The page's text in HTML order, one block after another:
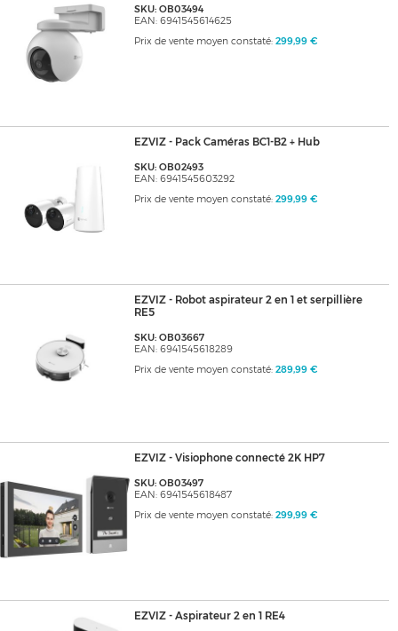
SKU: OB03494
EAN: 6941545614625
Prix de vente moyen constaté: 299,99 €
EZVIZ - Pack Caméras BC1-B2 + Hub
SKU: OB02493
EAN: 6941545603292
Prix de vente moyen constaté: 299,99 €
EZVIZ - Robot aspirateur 2 en 1 et serpillière
RE5
SKU: OB03667
EAN: 6941545618289
Prix de vente moyen constaté: 289,99 €
EZVIZ - Visiophone connecté 2K HP7
SKU: OB03497
EAN: 6941545618487
Prix de vente moyen constaté: 299,99 €
EZVIZ - Aspirateur 2 en 1 RE4